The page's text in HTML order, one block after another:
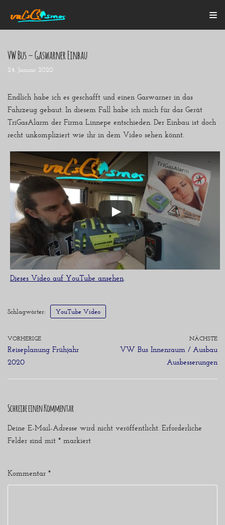
Zum
Inhalt
Startseite
Blogroll
Über mich
VW Bus – Gaswarner Einbau
24. Januar 2020
Endlich habe ich es geschafft und einen Gaswarner in das
Fahrzeug gebaut. In diesem Fall habe ich mich für das Gerät
TriGasAlarm der Firma Linnepe entschieden. Der Einbau ist doch
recht unkompliziert wie ihr in dem Video sehen könnt.
Dieses Video auf YouTube ansehen.
Schlagwörter: YouTube Video
VORHERIGE
Reiseplanung Frühjahr
2020
NÄCHSTE
VW Bus Innenraum / Ausbau
Ausbesserungen
Schreibe einen Kommentar
Deine E-Mail-Adresse wird nicht veröffentlicht. Erforderliche
Felder sind mit * markiert
Kommentar *